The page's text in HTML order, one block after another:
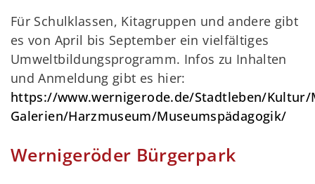
Für Schulklassen, Kitagruppen und andere gibt
es von April bis September ein vielfältiges
Umweltbildungsprogramm. Infos zu Inhalten
und Anmeldung gibt es hier:
https://www.wernigerode.de/Stadtleben/Kultur/
Galerien/Harzmuseum/Museumspädagogik/
Wernigeröder Bürgerpark